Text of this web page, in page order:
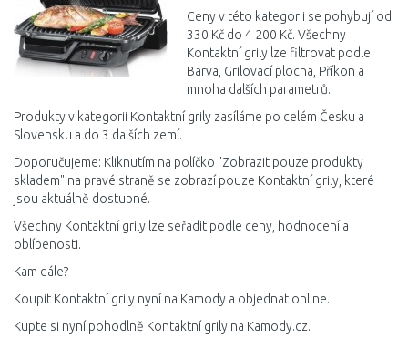
Ceny v této kategorii se pohybují od
330 Kč do 4 200 Kč. Všechny
Kontaktní grily lze filtrovat podle
Barva, Grilovací plocha, Příkon a
mnoha dalších parametrů.
Produkty v kategorii Kontaktní grily zasíláme po celém Česku a
Slovensku a do 3 dalších zemí.
Doporučujeme: Kliknutím na políčko "Zobrazit pouze produkty
skladem" na pravé straně se zobrazí pouze Kontaktní grily, které
jsou aktuálně dostupné.
Všechny Kontaktní grily lze seřadit podle ceny, hodnocení a
oblíbenosti.
Kam dále?
Koupit Kontaktní grily nyní na Kamody a objednat online.
Kupte si nyní pohodlně Kontaktní grily na Kamody.cz.